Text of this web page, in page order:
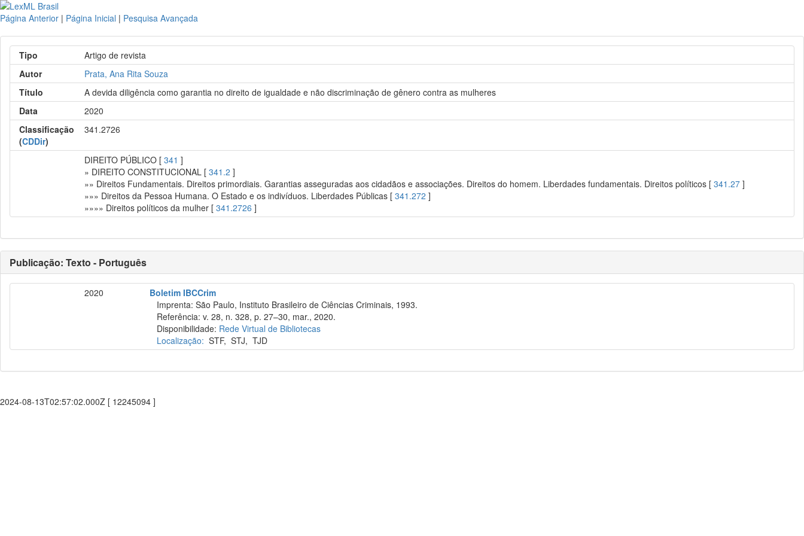
Página Anterior | Página Inicial | Pesquisa Avançada
Tipo
Artigo de revista
Autor
Prata, Ana Rita Souza
Título
A devida diligência como garantia no direito de igualdade e não discriminação de gênero contra as mulheres
Data
2020
Classificação
(CDDir)
341.2726
DIREITO PÚBLICO [341 ]
» DIREITO CONSTITUCIONAL [341.2 ]
»» Direitos Fundamentais. Direitos primordiais. Garantias asseguradas aos cidadãos e associações. Direitos do homem. Liberdades fundamentais. Direitos políticos [341.27 ]
»»» Direitos da Pessoa Humana. O Estado e os indivíduos. Liberdades Públicas [341.272 ]
»»»» Direitos políticos da mulher [341.2726 ]
Publicação: Texto - Português
2020
Boletim IBCCrim
Imprenta: São Paulo, Instituto Brasileiro de Ciências Criminais, 1993.
Referência: v. 28, n. 328, p. 27–30, mar., 2020.
Disponibilidade: Rede Virtual de Bibliotecas
Localização: STF,STJ,TJD
2024-08-13T02:57:02.000Z [ 12245094 ]